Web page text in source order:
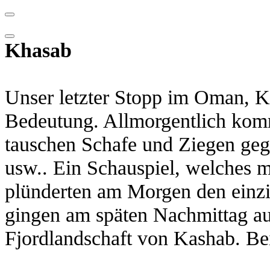
Khasab
Unser letzter Stopp im Oman,
Bedeutung. Allmorgentlich
tauschen Schafe und Ziegen
usw.. Ein Schauspiel, welches
plünderten am Morgen den
gingen am späten Nachmittag
Fjordlandschaft von Kashab.